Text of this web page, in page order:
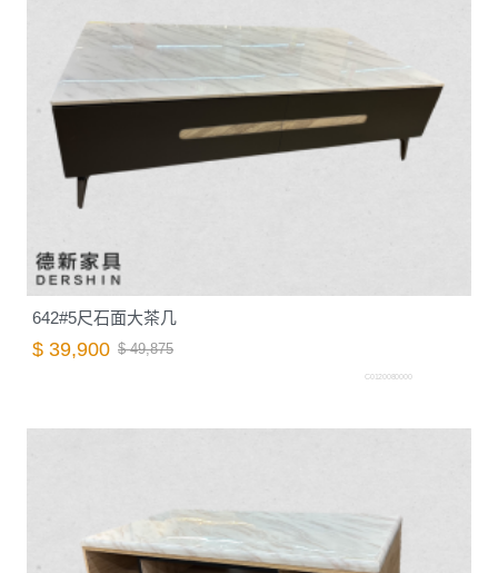
642#5尺石面大茶几
$ 39,900 $ 49,875
C0120080000